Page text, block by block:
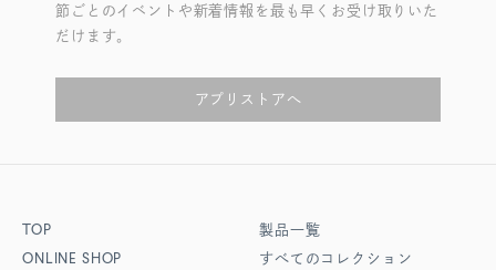
節ごとのイベントや新着情報を最も早くお受け取りいた
だけます。
アプリストアへ
TOP
ONLINE SHOP
製品一覧
すべてのコレクション